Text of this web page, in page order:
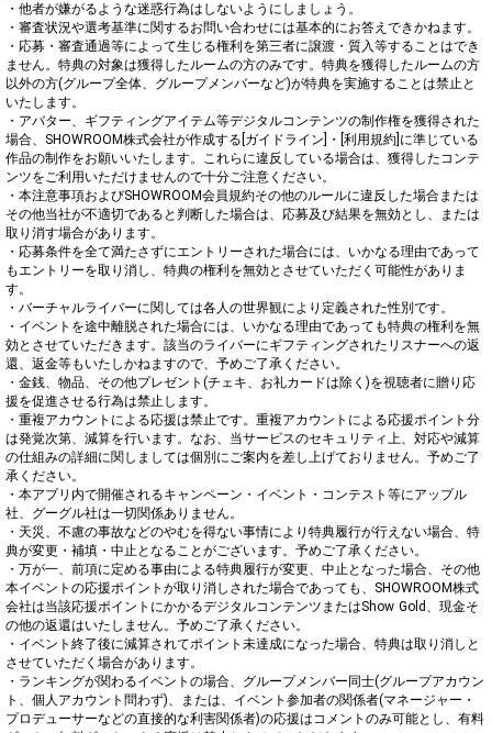
・他者が嫌がるような迷惑行為はしないようにしましょう。
・審査状況や選考基準に関するお問い合わせには基本的にお答えできかねます。
・応募・審査通過等によって生じる権利を第三者に譲渡・質入等することはでき
ません。特典の対象は獲得したルームの方のみです。特典を獲得したルームの方
以外の方(グループ全体、グループメンバーなど)が特典を実施することは禁止と
いたします。
・アバター、ギフティングアイテム等デジタルコンテンツの制作権を獲得された
場合、SHOWROOM株式会社が作成する[ガイドライン]・[利用規約]に準じている
作品の制作をお願いいたします。これらに違反している場合は、獲得したコンテ
ンツをご利用いただけませんので十分ご注意ください。
・本注意事項およびSHOWROOM会員規約その他のルールに違反した場合または
その他当社が不適切であると判断した場合は、応募及び結果を無効とし、または
取り消す場合があります。
・応募条件を全て満たさずにエントリーされた場合には、いかなる理由であって
もエントリーを取り消し、特典の権利を無効とさせていただく可能性がありま
す。
・バーチャルライバーに関しては各人の世界観により定義された性別です。
・イベントを途中離脱された場合には、いかなる理由であっても特典の権利を無
効とさせていただきます。該当のライバーにギフティングされたリスナーへの返
還、返金等もいたしかねますので、予めご了承ください。
・金銭、物品、その他プレゼント(チェキ、お礼カードは除く)を視聴者に贈り応
援を促進させる行為は禁止します。
・重複アカウントによる応援は禁止です。重複アカウントによる応援ポイント分
は発覚次第、減算を行います。なお、当サービスのセキュリティ上、対応や減算
の仕組みの詳細に関しましては個別にご案内を差し上げておりません。予めご了
承ください。
・本アプリ内で開催されるキャンペーン・イベント・コンテスト等にアップル
社、グーグル社は一切関係ありません。
・天災、不慮の事故などのやむを得ない事情により特典履行が行えない場合、特
典が変更・補填・中止となることがございます。予めご了承ください。
・万が一、前項に定める事由による特典履行が変更、中止となった場合、その他
本イベントの応援ポイントが取り消しされた場合であっても、SHOWROOM株式
会社は当該応援ポイントにかかるデジタルコンテンツまたはShow Gold、現金そ
の他の返還はいたしません。予めご了承ください。
・イベント終了後に減算されてポイント未達成になった場合、特典は取り消しと
させていただく場合があります。
・ランキングが関わるイベントの場合、グループメンバー同士(グループアカウン
ト、個人アカウント問わず)、または、イベント参加者の関係者(マネージャー・
プロデューサーなどの直接的な利害関係者)の応援はコメントのみ可能とし、有料